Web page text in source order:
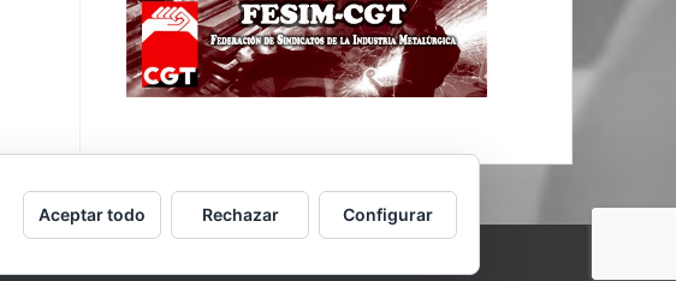
Aceptar todo Rechazar Configurar